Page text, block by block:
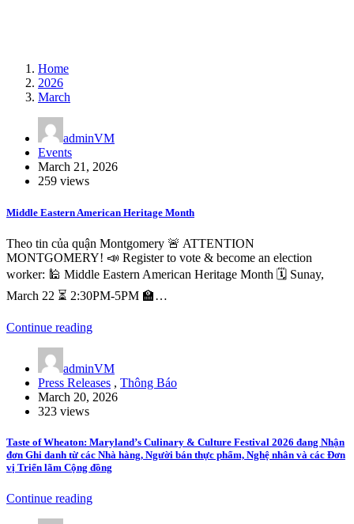
Home
2026
March
adminVM
Events
March 21, 2026
259 views
Middle Eastern American Heritage Month
Theo tin của quận Montgomery 🚨 ATTENTION
MONTGOMERY! 📣 Register to vote & become an election
worker: 🕌 Middle Eastern American Heritage Month 🗓 Sunay,
March 22 ⏳ 2:30PM-5PM 🏫…
Continue reading
adminVM
Press Releases , Thông Báo
March 20, 2026
323 views
Taste of Wheaton: Maryland’s Culinary & Culture Festival 2026 đang Nhận
đơn Ghi danh từ các Nhà hàng, Người bán thực phẩm, Nghệ nhân và các Đơn
vị Triển lãm Cộng đồng
Continue reading